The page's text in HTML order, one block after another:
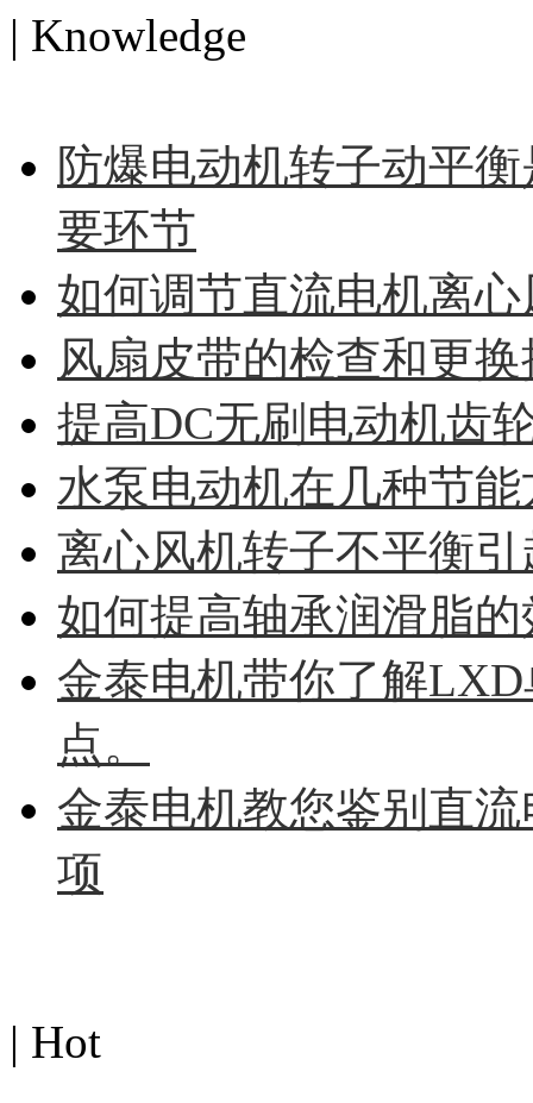
| Knowledge
防爆电动机转子动平
要环节
如何调节直流电机离
风扇皮带的检查和更
提高DC无刷电动机齿
水泵电动机在几种节
离心风机转子不平衡
如何提高轴承润滑脂
金泰电机带你了解
点。
金泰电机教您鉴别直
项
| Hot